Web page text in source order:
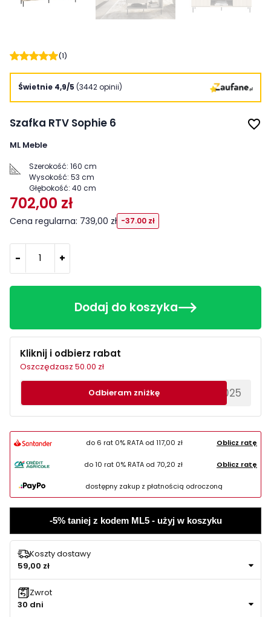
(1)
Świetnie 4,9/5 (3442 opinii)
Szafka RTV Sophie 6 favorite_border
ML Meble
Szerokość: 160 cm
Wysokość: 53 cm
Głębokość: 40 cm
702,00 zł
Cena regularna: 739,00 zł -37.00 zł
- +
Dodaj do koszyka
Kliknij i odbierz rabat
Oszczędzasz 50.00 zł
********EWS2025
Odbieram zniżkę
do 6 rat 0% RATA od117,00 zł Oblicz ratę
do 10 rat 0% RATA od 70,20 zł Oblicz ratę
dostępny zakup z płatnością odroczoną
-5% taniej z kodem ML5 - użyj w koszyku
Koszty dostawy
59,00 zł
Zwrot
30 dni